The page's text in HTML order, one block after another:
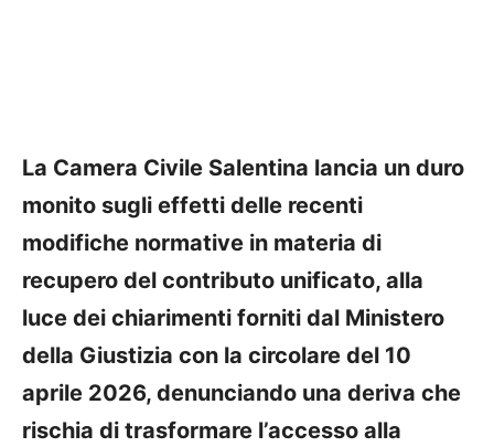
La Camera Civile Salentina lancia un duro
monito sugli effetti delle recenti
modifiche normative in materia di
recupero del contributo unificato, alla
luce dei chiarimenti forniti dal Ministero
della Giustizia con la circolare del 10
aprile 2026, denunciando una deriva che
rischia di trasformare l’accesso alla